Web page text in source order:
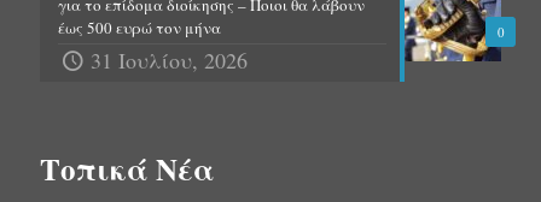
0
για το επίδομα διοίκησης – Ποιοι θα λάβουν
έως 500 ευρώ τον μήνα
31 Ιουλίου, 2026
Τοπικά Νέα